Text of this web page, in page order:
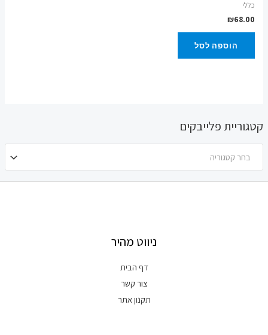
קטגוריית פלייבקים
בחר קטגוריה
כללי
₪68.00
הוספה לסל
ניווט מהיר
דף הבית
צור קשר
תקנון אתר